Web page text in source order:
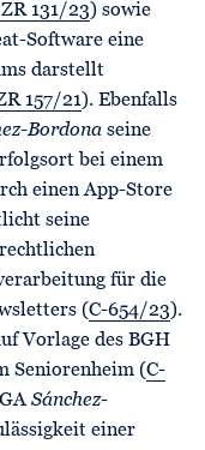
131/23) sowie
Software eine
darstellt
157/21). Ebenfalls
Bordona seine
bei einem
einen App-Store
seine
für die
(C-654/23).
Vorlage des BGH
Seniorenheim (C-
Sánchez-
einer